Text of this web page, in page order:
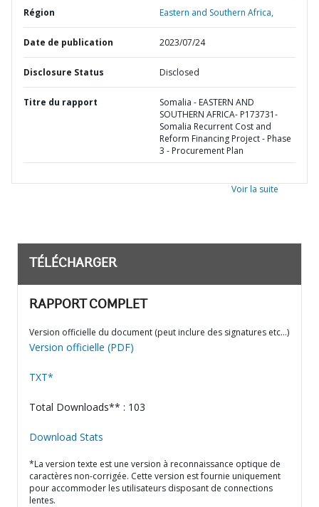
Région Eastern and Southern Africa,
Date de publication 2023/07/24
Disclosure Status Disclosed
Titre du rapport
Somalia - EASTERN AND
SOUTHERN AFRICA- P173731-
Somalia Recurrent Cost and
Reform Financing Project - Phase
3 - Procurement Plan
Voir la suite
TÉLÉCHARGER
RAPPORT COMPLET
Version officielle du document (peut inclure des signatures etc…)
Version officielle (PDF)
TXT*
Total Downloads** : 103
Download Stats
*La version texte est une version à reconnaissance optique de
caractères non-corrigée. Cette version est fournie uniquement
pour accommoder les utilisateurs disposant de connections
lentes.